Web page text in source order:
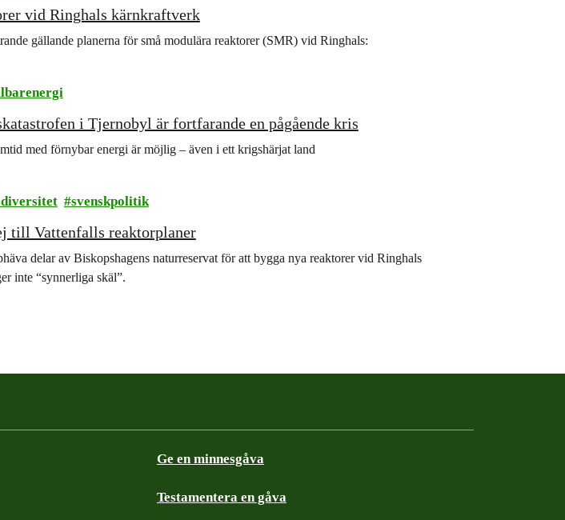
vid Ringhals kärnkraftverk
gällande planerna för små modulära reaktorer (SMR) vid Ringhals:
i Tjernobyl är fortfarande en pågående kris
med förnybar energi är möjlig – även i ett krigshärjat land
svenskpolitik
till Vattenfalls reaktorplaner
delar av Biskopshagens naturreservat för att bygga nya reaktorer vid Ringhals
inte “synnerliga skäl”.
Ge en minnesgåva
Testamentera en gåva